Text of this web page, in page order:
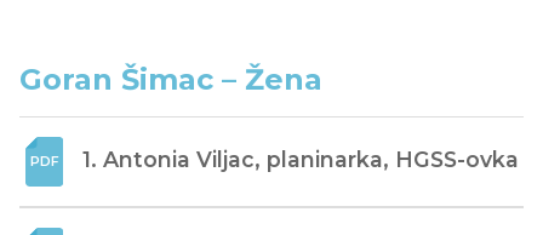
Goran Šimac – Žena
1. Antonia Viljac, planinarka, HGSS-ovka